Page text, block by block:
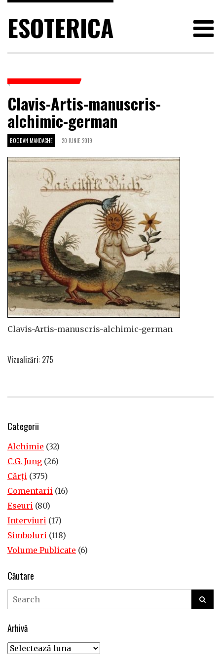
ESOTERICA
Clavis-Artis-manuscris-
alchimic-german
BOGDAN MANDACHE 20 IUNIE 2019
Clavis-Artis-manuscris-alchimic-german
Vizualizări: 275
Categorii
Alchimie (32)
C.G. Jung (26)
Cărţi (375)
Comentarii (16)
Eseuri (80)
Interviuri (17)
Simboluri (118)
Volume Publicate (6)
Căutare
Arhivă